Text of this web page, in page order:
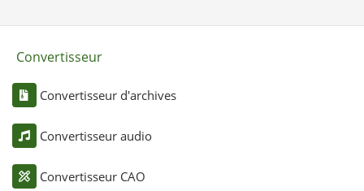
Convertisseur
Convertisseur d'archives
Convertisseur audio
Convertisseur CAO